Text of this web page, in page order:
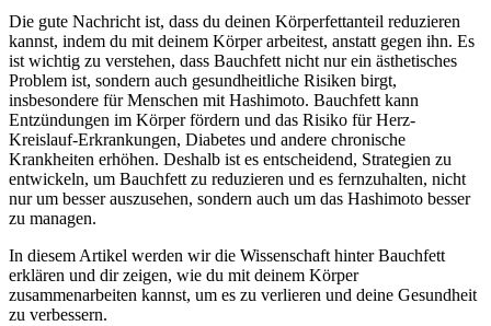
Die gute Nachricht ist, dass du deinen Körperfettanteil reduzieren
kannst, indem du mit deinem Körper arbeitest, anstatt gegen ihn. Es
ist wichtig zu verstehen, dass Bauchfett nicht nur ein ästhetisches
Problem ist, sondern auch gesundheitliche Risiken birgt,
insbesondere für Menschen mit Hashimoto. Bauchfett kann
Entzündungen im Körper fördern und das Risiko für Herz-
Kreislauf-Erkrankungen, Diabetes und andere chronische
Krankheiten erhöhen. Deshalb ist es entscheidend, Strategien zu
entwickeln, um Bauchfett zu reduzieren und es fernzuhalten, nicht
nur um besser auszusehen, sondern auch um das Hashimoto besser
zu managen.
In diesem Artikel werden wir die Wissenschaft hinter Bauchfett
erklären und dir zeigen, wie du mit deinem Körper
zusammenarbeiten kannst, um es zu verlieren und deine Gesundheit
zu verbessern.